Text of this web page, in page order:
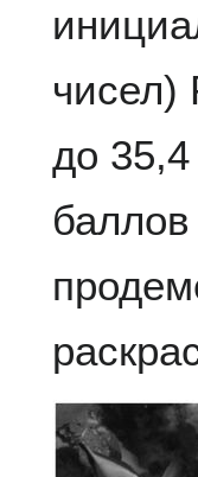
чисел)
до 35,4